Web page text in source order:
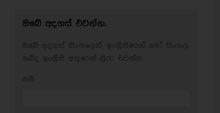
ඔබේ අදහස් එවන්න.